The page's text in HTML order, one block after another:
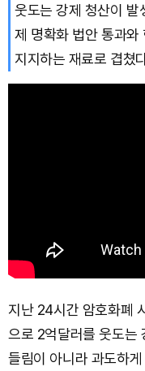
웃도는 강제 청산이 발
제 명확화 법안 통과와
지지하는 재료로 겹쳤
지난 24시간 암호화폐
으로 2억달러를 웃도는
들림이 아니라 과도하